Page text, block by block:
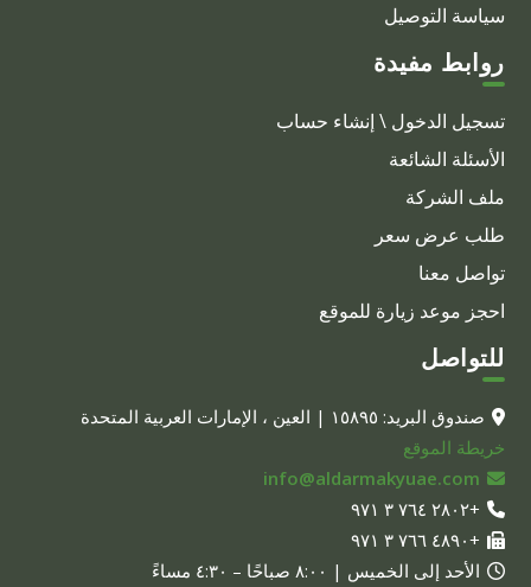
سياسة التوصيل
روابط مفيدة
تسجيل الدخول \ إنشاء حساب
الأسئلة الشائعة
ملف الشركة
طلب عرض سعر
تواصل معنا
احجز موعد زيارة للموقع
للتواصل
صندوق البريد: ١٥٨٩٥ | العين ، الإمارات العربية المتحدة
خريطة الموقع
info@aldarmakyuae.com
+٢٨٠٢ ٧٦٤ ٣ ٩٧١
+٤٨٩٠ ٧٦٦ ٣ ٩٧١
الأحد إلى الخميس | ٨:٠٠ صباحًا – ٤:٣٠ مساءً